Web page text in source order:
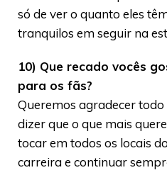
só de ver o quanto eles
tranquilos em seguir na
10) Que recado vocês
para os fãs?
Queremos agradecer todo
dizer que o que mais
tocar em todos os locais
carreira e continuar